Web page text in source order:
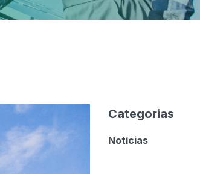
Categorias
Notícias